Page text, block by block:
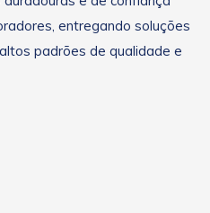
entregando soluções
padrões de qualidade e